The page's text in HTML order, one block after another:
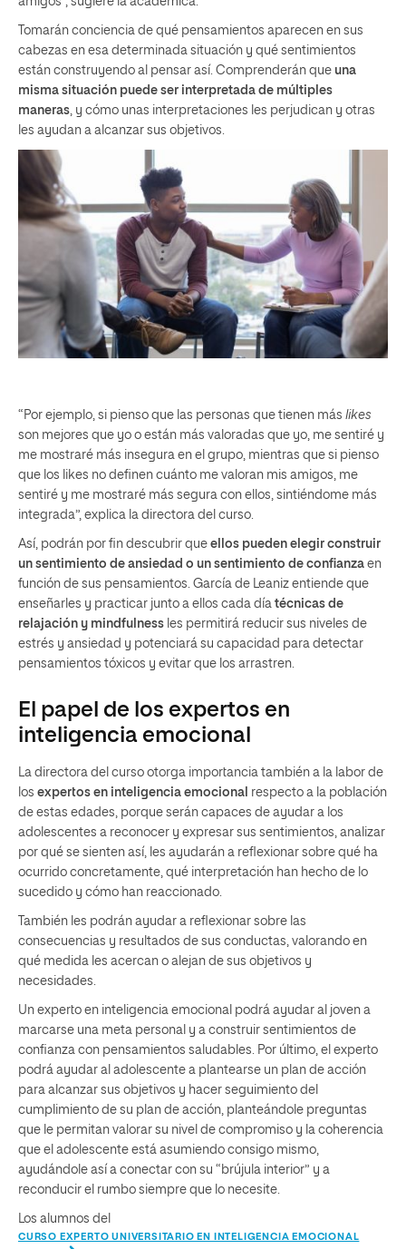
Tomarán conciencia de qué pensamientos aparecen en sus
cabezas en esa determinada situación y qué sentimientos
están construyendo al pensar así. Comprenderán que una
misma situación puede ser interpretada de múltiples
maneras, y cómo unas interpretaciones les perjudican y otras
les ayudan a alcanzar sus objetivos.
“Por ejemplo, si pienso que las personas que tienen más likes
son mejores que yo o están más valoradas que yo, me sentiré y
me mostraré más insegura en el grupo, mientras que si pienso
que los likes no definen cuánto me valoran mis amigos, me
sentiré y me mostraré más segura con ellos, sintiéndome más
integrada”, explica la directora del curso.
Así, podrán por fin descubrir que ellos pueden elegir construir
un sentimiento de ansiedad o un sentimiento de confianza en
función de sus pensamientos. García de Leaniz entiende que
enseñarles y practicar junto a ellos cada día técnicas de
relajación y mindfulness les permitirá reducir sus niveles de
estrés y ansiedad y potenciará su capacidad para detectar
pensamientos tóxicos y evitar que los arrastren.
El papel de los expertos en
inteligencia emocional
La directora del curso otorga importancia también a la labor de
los expertos en inteligencia emocional respecto a la población
de estas edades, porque serán capaces de ayudar a los
adolescentes a reconocer y expresar sus sentimientos, analizar
por qué se sienten así, les ayudarán a reflexionar sobre qué ha
ocurrido concretamente, qué interpretación han hecho de lo
sucedido y cómo han reaccionado.
También les podrán ayudar a reflexionar sobre las
consecuencias y resultados de sus conductas, valorando en
qué medida les acercan o alejan de sus objetivos y
necesidades.
Un experto en inteligencia emocional podrá ayudar al joven a
marcarse una meta personal y a construir sentimientos de
confianza con pensamientos saludables. Por último, el experto
podrá ayudar al adolescente a plantearse un plan de acción
para alcanzar sus objetivos y hacer seguimiento del
cumplimiento de su plan de acción, planteándole preguntas
que le permitan valorar su nivel de compromiso y la coherencia
que el adolescente está asumiendo consigo mismo,
ayudándole así a conectar con su “brújula interior” y a
reconducir el rumbo siempre que lo necesite.
Los alumnos del
CURSO EXPERTO UNIVERSITARIO EN INTELIGENCIA EMOCIONAL